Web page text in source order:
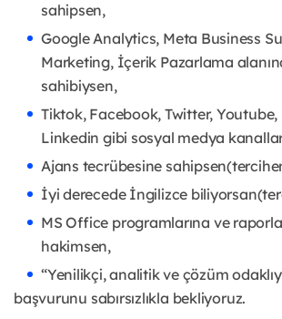
sahipsen,
Google Analytics, Meta Business
Marketing, İçerik Pazarlama
sahibiysen,
Tiktok, Facebook, Twitter,
Linkedin gibi sosyal medya
Ajans tecrübesine
İyi derecede İngilizce
MS Office programlarına ve
hakimsen,
“Yenilikçi, analitik ve çözüm
başvurunu sabırsızlıkla bekliyoruz.